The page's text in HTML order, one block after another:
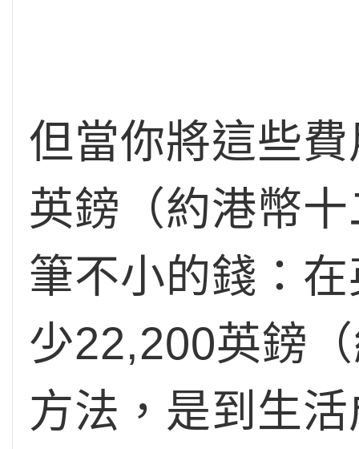
但當你將這些
英鎊（約港幣
筆不小的錢：
少22,200英鎊
方法，是到生